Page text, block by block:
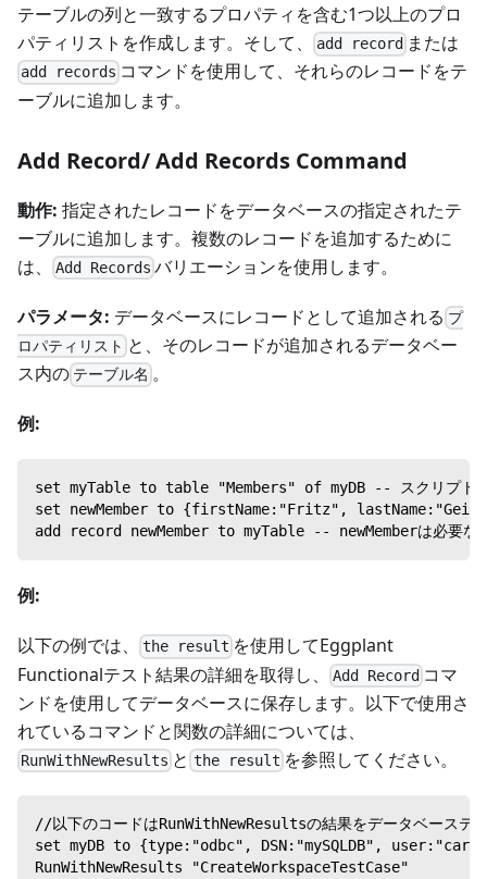
テーブルの列と一致するプロパティを含む1つ以上のプロ
パティリストを作成します。そして、
add record または
add records コマンドを使用して、それらのレコードをテ
ーブルに追加します。
Add Record/ Add Records Command
動作: 指定されたレコードをデータベースの指定されたテ
ーブルに追加します。複数のレコードを追加するために
は、
Add Records バリエーションを使用します。
パラメータ: データベースにレコードとして追加される プ
ロパティリスト と、そのレコードが追加されるデータベー
ス内の テーブル名 。
例:
set myTable to table "Members" of myDB -- スクリプト内
set newMember to {firstName:"Fritz",
add record newMember to myTable -- newMemberは必要なす
例:
以下の例では、 the result を使用してEggplant
Functionalテスト結果の詳細を取得し、
Add Record コマ
ンドを使用してデータベースに保存します。以下で使用さ
れているコマンドと関数の詳細については、
RunWithNewResults と the result を参照してください。
//以下のコードはRunWithNewResultsの結果をデータベーステ
set myDB to {type:"odbc", DSN:"mySQLDB",
RunWithNewResults "CreateWorkspaceTestCase"